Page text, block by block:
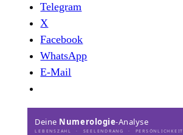
Telegram
X
Facebook
WhatsApp
E-Mail
Deine Numerologie-Analyse
LEBENSZAHL · SEELENDRANG · PERSÖNLICHKEIT